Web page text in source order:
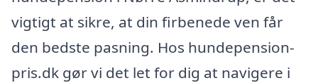
vigtigt at sikre, at din firbenede ven får
den bedste pasning. Hos hundepension-
pris.dk gør vi det let for dig at navigere i